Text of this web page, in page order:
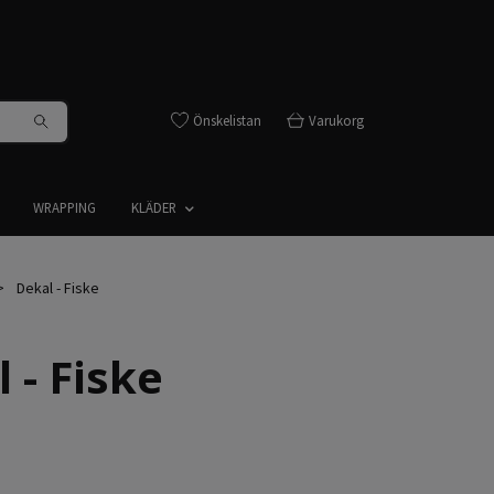
Önskelistan Varukorg
WRAPPING KLÄDER
Dekal - Fiske
- Fiske